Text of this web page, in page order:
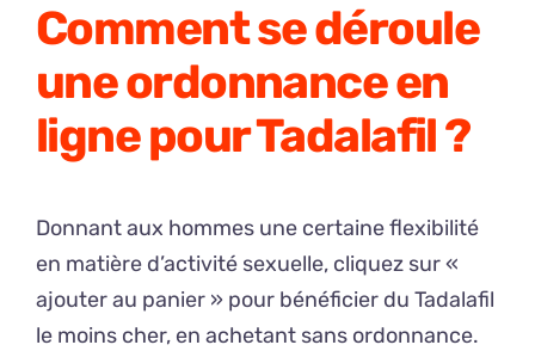
Comment se déroule
une ordonnance en
ligne pour Tadalafil ?
Donnant aux hommes une certaine flexibilité
en matière d’activité sexuelle, cliquez sur «
ajouter au panier » pour bénéficier du Tadalafil
le moins cher, en achetant sans ordonnance.